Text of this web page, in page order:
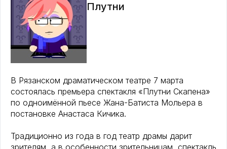
Плутни
В Рязанском драматическом театре 7 марта
состоялась премьера спектакля «Плутни Скапена»
по одноимённой пьесе Жана-Батиста Мольера в
постановке Анастаса Кичика.
Традиционно из года в год театр драмы дарит